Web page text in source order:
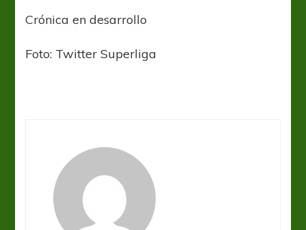
Crónica en desarrollo
Foto: Twitter Superliga